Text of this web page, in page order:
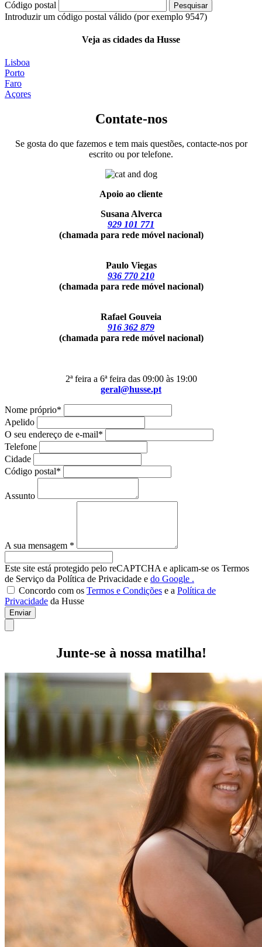
Código postal Pesquisar
Introduzir um código postal válido (por exemplo 9547)
Veja as cidades da Husse
Lisboa
Porto
Faro
Açores
Contate-nos
Se gosta do que fazemos e tem mais questões, contacte-nos por
escrito ou por telefone.
Apoio ao cliente
Susana Alverca
929 101 771
(chamada para rede móvel nacional)
Paulo Viegas
936 770 210
(chamada para rede móvel nacional)
Rafael Gouveia
916 362 879
(chamada para rede móvel nacional)
2ª feira a 6ª feira das 09:00 às 19:00
geral@husse.pt
Nome próprio*
Apelido
O seu endereço de e-mail*
Telefone
Cidade
Código postal*
Assunto
A sua mensagem *
Este site está protegido pelo reCAPTCHA e aplicam-se os Termos
de Serviço da Política de Privacidade e do Google .
Concordo com os Termos e Condições e a Política de
Privacidade da Husse
Enviar
Junte-se à nossa matilha!